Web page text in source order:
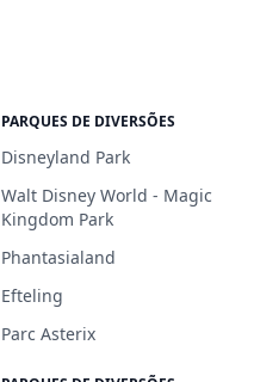
PARQUES DE DIVERSÕES
Disneyland Park
Walt Disney World - Magic
Kingdom Park
Phantasialand
Efteling
Parc Asterix